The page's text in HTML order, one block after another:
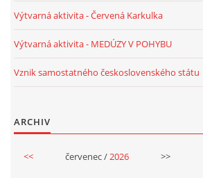
VELIKONOCE
KREATIVNÍ OVOCNÉ A ZELENINOVÉ
Výtvarná aktivita - Červená Karkulka
Výtvarná aktivita - MEDÚZY V POHYBU
Vznik samostatného československého státu
ARCHIV
<< červenec / 2026 >>